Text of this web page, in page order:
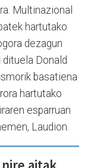
Multinazional
hartutako
dezagun
Donald
basatiena
hartutako
esparruan
Laudion.